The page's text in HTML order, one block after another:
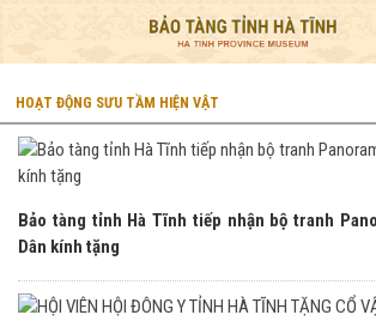
HOẠT ĐỘNG SƯU TẦM HIỆN VẬT
Bảo tàng tỉnh Hà Tĩnh tiếp nhận bộ tranh
Dân kính tặng
Đã kết nối EMC